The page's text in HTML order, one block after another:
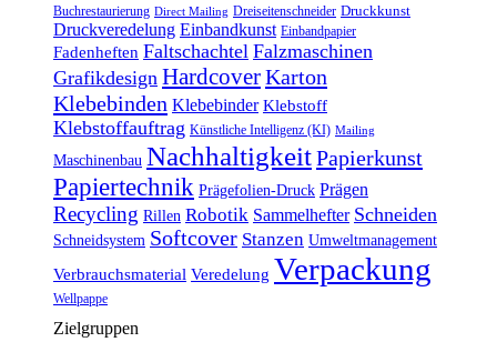
Buchrestaurierung Direct Mailing Dreiseitenschneider Druckkunst
Druckveredelung Einbandkunst Einbandpapier
Fadenheften Faltschachtel Falzmaschinen
Grafikdesign HardcoverKarton
Klebebinden Klebebinder Klebstoff
Klebstoffauftrag Künstliche Intelligenz (KI) Mailing
Maschinenbau NachhaltigkeitPapierkunst
Papiertechnik Prägefolien-Druck Prägen
Recycling Rillen Robotik Sammelhefter Schneiden
Schneidsystem Softcover Stanzen Umweltmanagement
Verbrauchsmaterial Veredelung Verpackung
Wellpappe
Zielgruppen